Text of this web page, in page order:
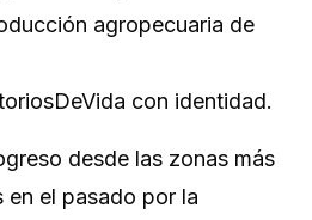
agropecuaria de
con identidad.
desde las zonas más
en el pasado por la